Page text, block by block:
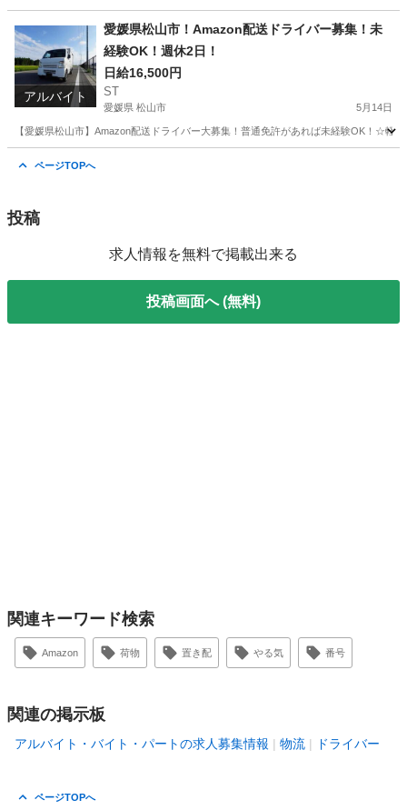
ドライバー
アルバイト
愛媛県松山市！Amazon配送ドライバー募集！未
経験OK！週休2日！
日給16,500円
ST
愛媛県 松山市 5月14日
【愛媛県松山市】Amazon配送ドライバー大募集！普通免許があれば未経験OK！☆
ページTOPへ
投稿
求人情報を無料で掲載出来る
投稿画面へ (無料)
関連キーワード検索
Amazon 荷物 置き配 やる気 番号
関連の掲示板
アルバイト・バイト・パートの求人募集情報 物流 ドライバー
ページTOPへ